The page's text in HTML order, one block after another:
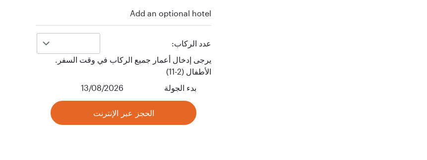
Add an optional hotel
عدد الركاب:
يرجى إدخال أعمار جميع الركاب في وقت السفر.
الأطفال (2-11)
بدء الجولة
13/08/2026
الحجز عبر الإنترنت